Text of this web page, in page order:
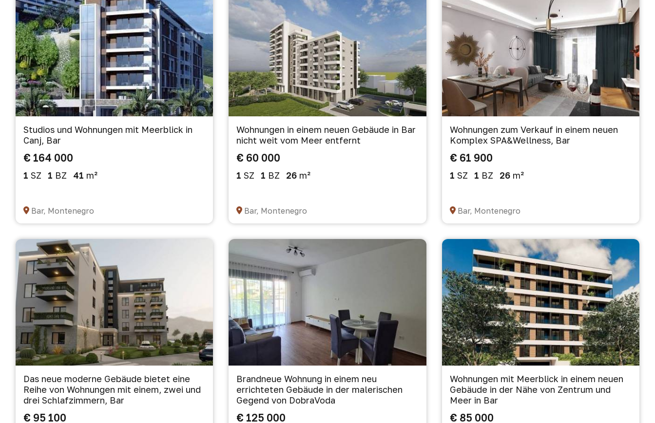
Studios und Wohnungen mit Meerblick in
Canj, Bar
€ 164 000
1 SZ 1 BZ 41 m²
Bar, Montenegro
Wohnungen in einem neuen Gebäude in Bar
nicht weit vom Meer entfernt
€ 60 000
1 SZ 1 BZ 26 m²
Bar, Montenegro
Wohnungen zum Verkauf in einem neuen
Komplex SPA&Wellness, Bar
€ 61 900
1 SZ 1 BZ 26 m²
Bar, Montenegro
Das neue moderne Gebäude bietet eine
Reihe von Wohnungen mit einem, zwei und
drei Schlafzimmern, Bar
€ 95 100
Brandneue Wohnung in einem neu
errichteten Gebäude in der malerischen
Gegend von DobraVoda
€ 125 000
Wohnungen mit Meerblick in einem neuen
Gebäude in der Nähe von Zentrum und
Meer in Bar
€ 85 000